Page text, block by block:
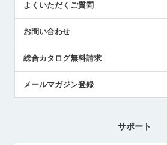
社長ブログ
よくいただくご質問
お問い合わせ
総合カタログ無料請求
メールマガジン登録
サポート